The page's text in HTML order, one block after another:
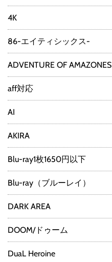
4K
86-エイティシックス-
ADVENTURE OF AMAZONES
aff対応
AI
AKIRA
Blu-ray1枚1650円以下
Blu-ray（ブルーレイ）
DARK AREA
DOOM/ドゥーム
DuaL Heroine